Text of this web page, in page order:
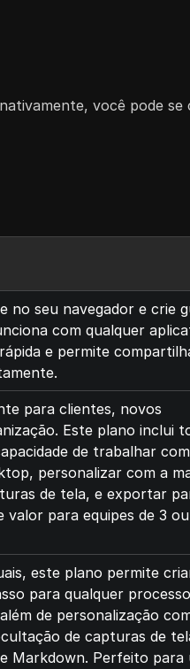
você pode se
no seu navegador e crie
com qualquer
e permite
para clientes, novos
Este plano inclui
de trabalhar com
personalizar com a
de tela, e exportar
para equipes de 3 ou
este plano permite
para qualquer
de personalização
de capturas de
Markdown. Perfeito para